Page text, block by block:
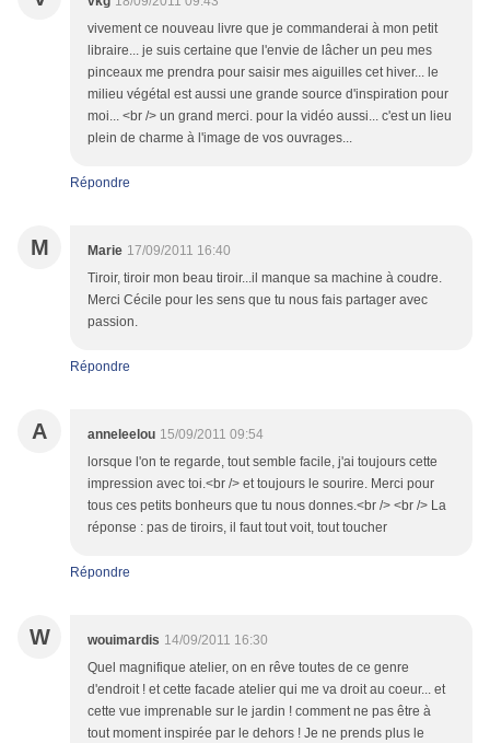
vivement ce nouveau livre que je commanderai à mon petit
libraire... je suis certaine que l'envie de lâcher un peu mes
pinceaux me prendra pour saisir mes aiguilles cet hiver... le
milieu végétal est aussi une grande source d'inspiration pour
moi... <br /> un grand merci. pour la vidéo aussi... c'est un lieu
plein de charme à l'image de vos ouvrages...
Répondre
M Marie 17/09/2011 16:40
Tiroir, tiroir mon beau tiroir...il manque sa machine à coudre.
Merci Cécile pour les sens que tu nous fais partager avec
passion.
Répondre
A anneleelou 15/09/2011 09:54
lorsque l'on te regarde, tout semble facile, j'ai toujours cette
impression avec toi.<br /> et toujours le sourire. Merci pour
tous ces petits bonheurs que tu nous donnes.<br /> <br /> La
réponse : pas de tiroirs, il faut tout voit, tout toucher
Répondre
W wouimardis 14/09/2011 16:30
Quel magnifique atelier, on en rêve toutes de ce genre
d'endroit ! et cette facade atelier qui me va droit au coeur... et
cette vue imprenable sur le jardin ! comment ne pas être à
tout moment inspirée par le dehors ! Je ne prends plus le